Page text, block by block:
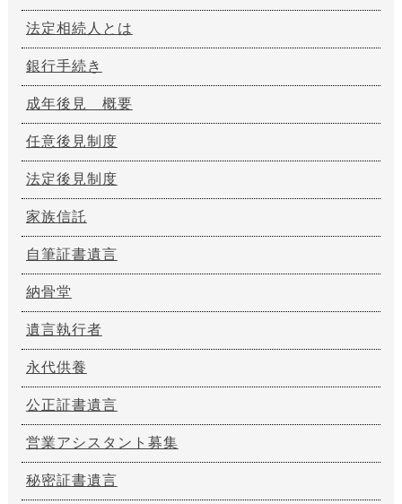
法定相続人とは
銀行手続き
成年後見 概要
任意後見制度
法定後見制度
家族信託
自筆証書遺言
納骨堂
遺言執行者
永代供養
公正証書遺言
営業アシスタント募集
秘密証書遺言